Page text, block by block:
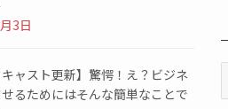
3日
キャスト更新】驚愕！え？ビジネ
るためにはそんな簡単なことで